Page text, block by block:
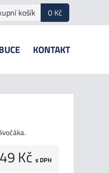
košík 0 Kč
KONTAKT
49 Kč s DPH